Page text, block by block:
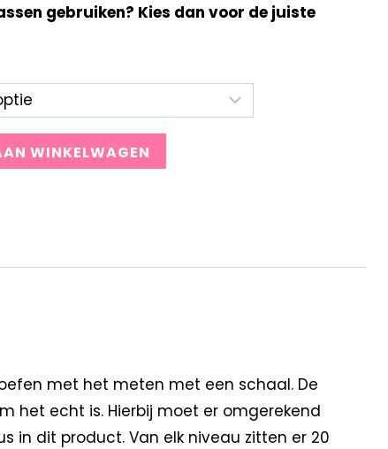
gebruiken? Kies dan voor de juiste
WINKELWAGEN
met het meten met een schaal. De
het echt is. Hierbij moet er omgerekend
in dit product. Van elk niveau zitten er 20